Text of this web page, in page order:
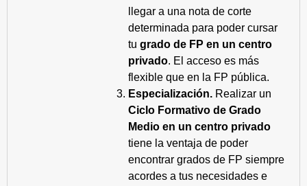
llegar a una nota de corte
determinada para poder cursar
tu grado de FP en un centro
privado. El acceso es más
flexible que en la FP pública.
Especialización. Realizar un
Ciclo Formativo de Grado
Medio en un centro privado
tiene la ventaja de poder
encontrar grados de FP siempre
acordes a tus necesidades e